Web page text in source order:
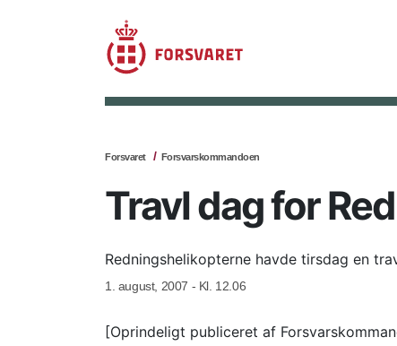
Forsvaret Forsvarskommandoen
Travl dag for
Redningshelikopterne havde tirsdag en
1. august, 2007 - Kl. 12.06
[Oprindeligt publiceret af